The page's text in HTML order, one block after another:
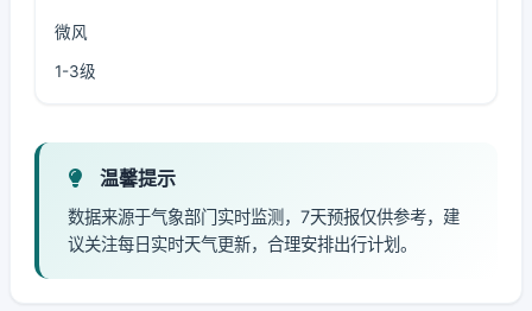
微风
1-3级
温馨提示
数据来源于气象部门实时监测，7天预报仅供参考，建
议关注每日实时天气更新，合理安排出行计划。